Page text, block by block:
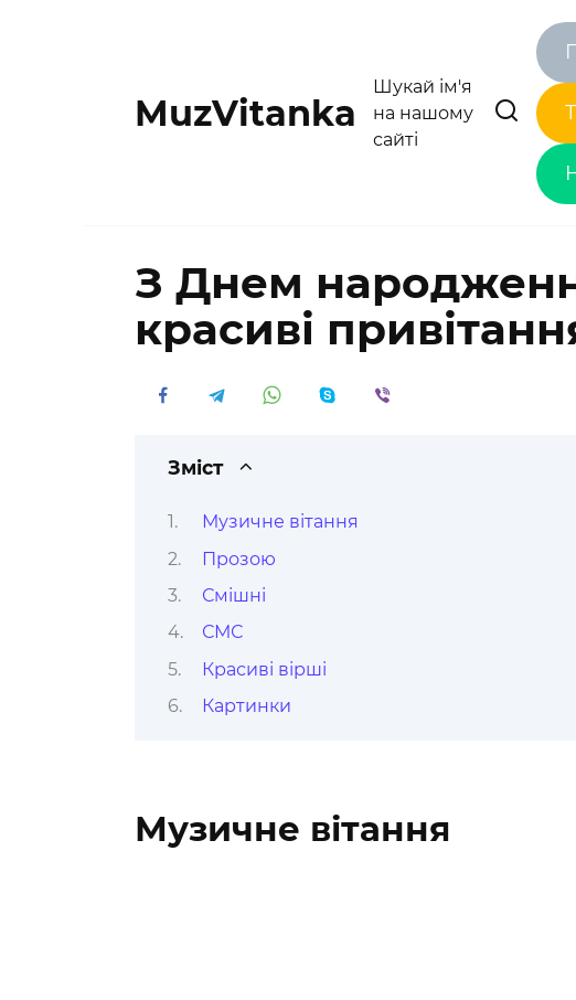
MuzVitanka
Шукай ім'я
на нашому
сайті
З Днем
красиві
Зміст
Музичне вітання
Прозою
Смішні
СМС
Красиві вірші
Картинки
Музичне вітання